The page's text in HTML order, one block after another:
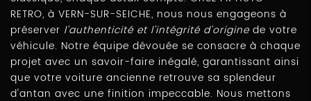
RETRO, à VERN-SUR-SEICHE, nous nous engageons à
préserver l'authenticité et l'intégrité d'origine de votre
véhicule. Notre équipe dévouée se consacre à chaque
projet avec un savoir-faire inégalé, garantissant ainsi
que votre voiture ancienne retrouve sa splendeur
d'antan avec une finition impeccable. Nous mettons